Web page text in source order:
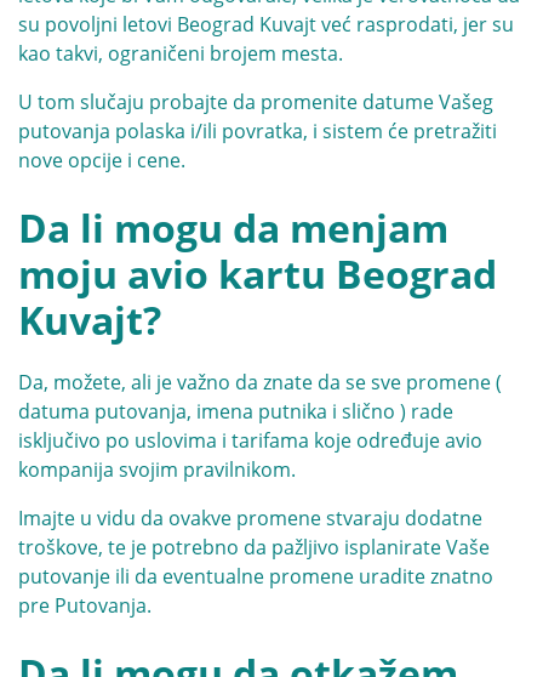
su povoljni letovi Beograd Kuvajt već rasprodati, jer su
kao takvi, ograničeni brojem mesta.
U tom slučaju probajte da promenite datume Vašeg
putovanja polaska i/ili povratka, i sistem će pretražiti
nove opcije i cene.
Da li mogu da menjam
moju avio kartu Beograd
Kuvajt?
Da, možete, ali je važno da znate da se sve promene (
datuma putovanja, imena putnika i slično ) rade
isključivo po uslovima i tarifama koje određuje avio
kompanija svojim pravilnikom.
Imajte u vidu da ovakve promene stvaraju dodatne
troškove, te je potrebno da pažljivo isplanirate Vaše
putovanje ili da eventualne promene uradite znatno
pre Putovanja.